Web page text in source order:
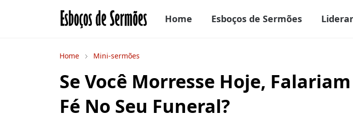
Home Esboços de Sermões
Home Mini-sermões
Se Você Morresse Hoje,
Fé No Seu Funeral?